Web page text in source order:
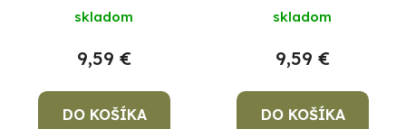
skladom
9,59 €
DO KOŠÍKA
skladom
9,59 €
DO KOŠÍKA